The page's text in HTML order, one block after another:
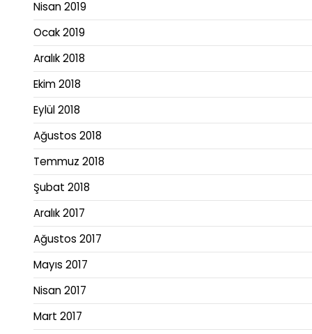
Nisan 2019
Ocak 2019
Aralık 2018
Ekim 2018
Eylül 2018
Ağustos 2018
Temmuz 2018
Şubat 2018
Aralık 2017
Ağustos 2017
Mayıs 2017
Nisan 2017
Mart 2017